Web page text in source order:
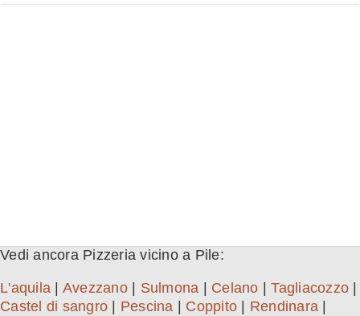
Vedi ancora Pizzeria vicino a Pile:
L'aquila Avezzano| Sulmona Celano |Tagliacozzo
Castel di sangro
Pescina Coppito Rendinara